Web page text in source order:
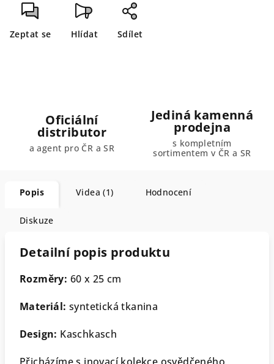
Zeptat se Hlídat Sdílet
Oficiální
distributor
a agent pro ČR a SR
Jediná kamenná
prodejna
s kompletním
sortimentem v ČR a SR
Popis Videa (1) Hodnocení
Diskuze
Detailní popis produktu
Rozměry: 60 x 25 cm
Materiál: syntetická tkanina
Design: Kaschkasch